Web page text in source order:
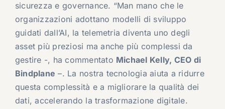
sicurezza e governance. “Man mano che le
organizzazioni adottano modelli di sviluppo
guidati dall’AI, la telemetria diventa uno degli
asset più preziosi ma anche più complessi da
gestire -, ha commentato Michael Kelly, CEO di
Bindplane –. La nostra tecnologia aiuta a ridurre
questa complessità e a migliorare la qualità dei
dati, accelerando la trasformazione digitale.